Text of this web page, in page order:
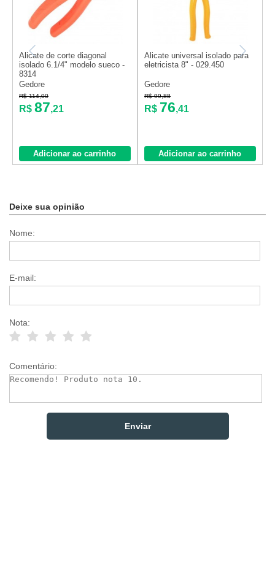
Alicate de corte diagonal
isolado 6.1/4" modelo sueco -
8314
Gedore
R$ 114,00
R$ 87,21
Adicionar ao carrinho
Alicate universal isolado para
eletricista 8" - 029.450
Gedore
R$ 99,88
R$ 76,41
Adicionar ao carrinho
Deixe sua opinião
Nome:
E-mail:
Nota:
Comentário: